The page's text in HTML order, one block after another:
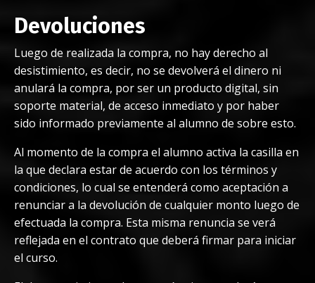
Devoluciones
Luego de realizada la compra, no hay derecho al
desistimiento, es decir, no se devolverá el dinero ni
anulará la compra, por ser un producto digital, sin
soporte material, de acceso inmediato y por haber
sido informado previamente al alumno de sobre esto.
Al momento de la compra el alumno activa la casilla en
la que declara estar de acuerdo con los términos y
condiciones, lo cual se entenderá como aceptación a
renunciar a la devolución de cualquier monto luego de
efectuada la compra. Esta misma renuncia se verá
reflejada en el contrato que deberá firmar para iniciar
el curso.